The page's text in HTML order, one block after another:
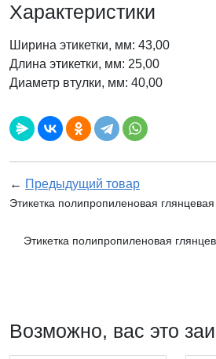
Характеристики
Ширина этикетки, мм: 43,00
Длина этикетки, мм: 25,00
Диаметр втулки, мм: 40,00
← Предыдущий товар
Этикетка полипропиленовая
Этикетка полипропиленовая
Возможно, вас это